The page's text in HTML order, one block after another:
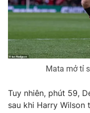
Thị trường 24h
VTV4
Liên hệ tòa soạn
Mata mở tỉ
Tuy nhiên, phút 59,
sau khi Harry Wilson